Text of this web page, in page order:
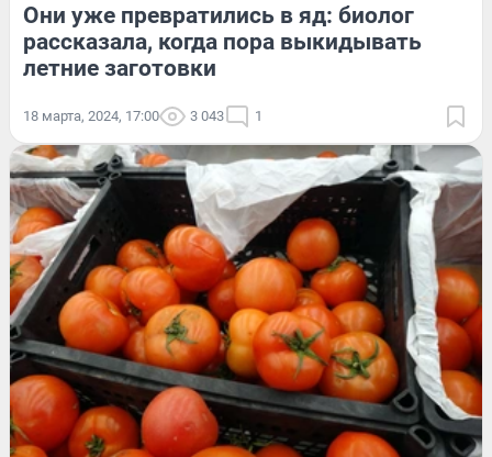
Они уже превратились в яд: биолог
рассказала, когда пора выкидывать
летние заготовки
18 марта, 2024, 17:00 3 043 1